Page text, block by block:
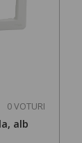
0 VOTURI
alb